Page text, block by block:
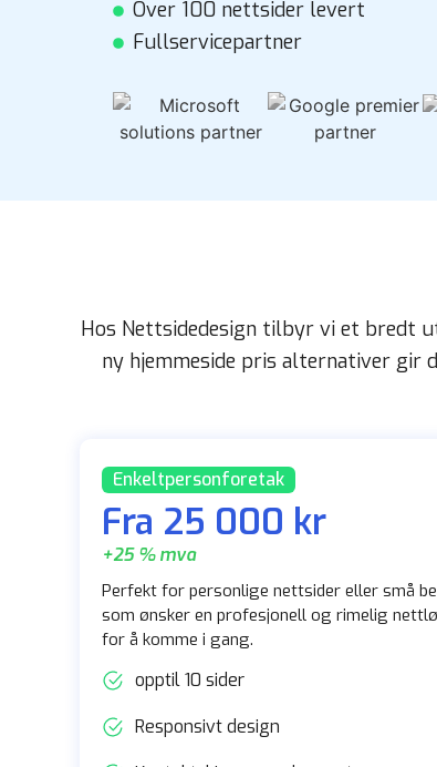
Over 100 nettsider levert
Fullservicepartner
Hos Nettsidedesign tilbyr vi et bredt
ny hjemmeside pris alternativer gir
Enkeltpersonforetak
Fra 25 000 kr
+25 % mva
Perfekt for personlige nettsider eller små
som ønsker en profesjonell og rimelig
for å komme i gang.
opptil 10 sider
Responsivt design